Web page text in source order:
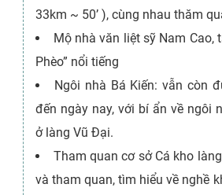
33km ~ 50’ ), cùng nhau thăm
Mộ nhà văn liệt sỹ Nam Cao,
Phèo” nổi tiếng
Ngôi nhà Bá Kiến: vẫn còn
đến ngày nay, với bí ẩn về ngôi
ở làng Vũ Đại.
Tham quan cơ sở Cá kho
và tham quan, tìm hiểu về nghề